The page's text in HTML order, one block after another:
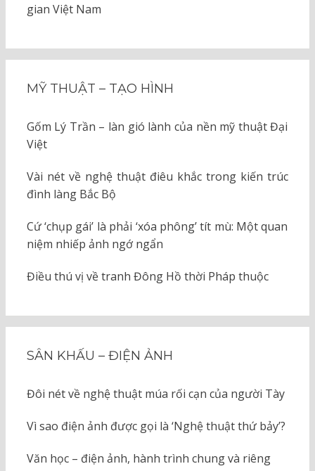
gian Việt Nam
MỸ THUẬT – TẠO HÌNH
Gốm Lý Trần – làn gió lành của nền mỹ thuật Đại
Việt
Vài nét về nghệ thuật điêu khắc trong kiến trúc
đình làng Bắc Bộ
Cứ ‘chụp gái’ là phải ‘xóa phông’ tít mù: Một quan
niệm nhiếp ảnh ngớ ngẩn
Điều thú vị về tranh Đông Hồ thời Pháp thuộc
SÂN KHẤU – ĐIỆN ẢNH
Đôi nét về nghệ thuật múa rối cạn của người Tày
Vì sao điện ảnh được gọi là ‘Nghệ thuật thứ bảy’?
Văn học – điện ảnh, hành trình chung và riêng